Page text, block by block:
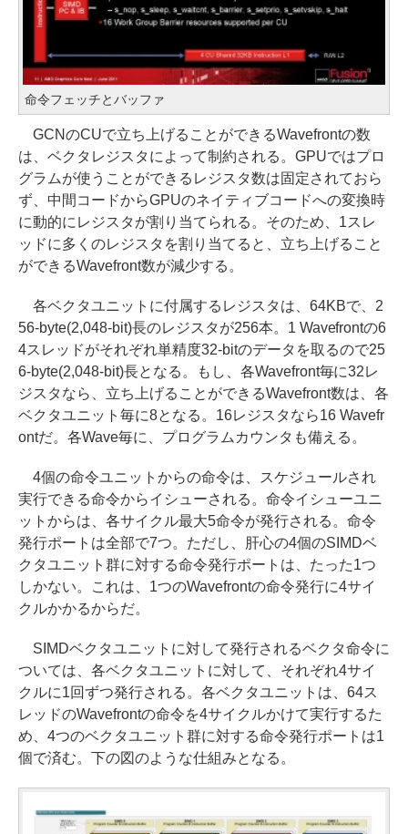
命令フェッチとバッファ
GCNのCUで立ち上げることができるWavefrontの数
は、ベクタレジスタによって制約される。GPUではプロ
グラムが使うことができるレジスタ数は固定されておら
ず、中間コードからGPUのネイティブコードへの変換時
に動的にレジスタが割り当てられる。そのため、1スレ
ッドに多くのレジスタを割り当てると、立ち上げること
ができるWavefront数が減少する。
各ベクタユニットに付属するレジスタは、64KBで、2
56-byte(2,048-bit)長のレジスタが256本。1 Wavefrontの6
4スレッドがそれぞれ単精度32-bitのデータを取るので25
6-byte(2,048-bit)長となる。もし、各Wavefront毎に32レ
ジスタなら、立ち上げることができるWavefront数は、各
ベクタユニット毎に8となる。16レジスタなら16 Wavefr
ontだ。各Wave毎に、プログラムカウンタも備える。
4個の命令ユニットからの命令は、スケジュールされ
実行できる命令からイシューされる。命令イシューユニ
ットからは、各サイクル最大5命令が発行される。命令
発行ポートは全部で7つ。ただし、肝心の4個のSIMDベ
クタユニット群に対する命令発行ポートは、たった1つ
しかない。これは、1つのWavefrontの命令発行に4サイ
クルかかるからだ。
SIMDベクタユニットに対して発行されるベクタ命令に
ついては、各ベクタユニットに対して、それぞれ4サイ
クルに1回ずつ発行される。各ベクタユニットは、64ス
レッドのWavefrontの命令を4サイクルかけて実行するた
め、4つのベクタユニット群に対する命令発行ポートは1
個で済む。下の図のような仕組みとなる。